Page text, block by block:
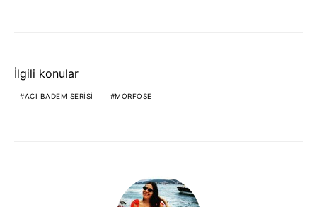
İlgili konular
ACI BADEM SERISI MORFOSE